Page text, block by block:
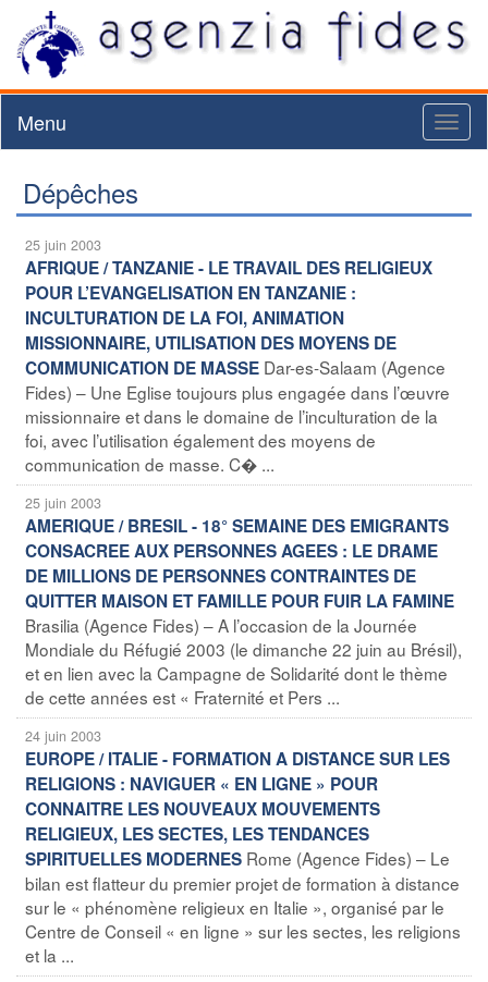
Menu
Dépêches
25 juin 2003
AFRIQUE / TANZANIE - LE TRAVAIL DES RELIGIEUX
POUR L’EVANGELISATION EN TANZANIE :
INCULTURATION DE LA FOI, ANIMATION
MISSIONNAIRE, UTILISATION DES MOYENS DE
COMMUNICATION DE MASSE Dar-es-Salaam (Agence
Fides) – Une Eglise toujours plus engagée dans l’œuvre
missionnaire et dans le domaine de l’inculturation de la
foi, avec l’utilisation également des moyens de
communication de masse. C� ...
25 juin 2003
AMERIQUE / BRESIL - 18° SEMAINE DES EMIGRANTS
CONSACREE AUX PERSONNES AGEES : LE DRAME
DE MILLIONS DE PERSONNES CONTRAINTES DE
QUITTER MAISON ET FAMILLE POUR FUIR LA FAMINE
Brasilia (Agence Fides) – A l’occasion de la Journée
Mondiale du Réfugié 2003 (le dimanche 22 juin au Brésil),
et en lien avec la Campagne de Solidarité dont le thème
de cette années est « Fraternité et Pers ...
24 juin 2003
EUROPE / ITALIE - FORMATION A DISTANCE SUR LES
RELIGIONS : NAVIGUER « EN LIGNE » POUR
CONNAITRE LES NOUVEAUX MOUVEMENTS
RELIGIEUX, LES SECTES, LES TENDANCES
SPIRITUELLES MODERNES Rome (Agence Fides) – Le
bilan est flatteur du premier projet de formation à distance
sur le « phénomène religieux en Italie », organisé par le
Centre de Conseil « en ligne » sur les sectes, les religions
et la ...